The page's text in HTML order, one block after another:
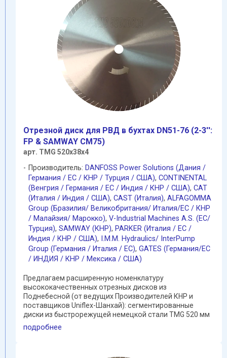
Отрезной диск для РВД в бухтах DN51-76 (2-3'':
FP & SAMWAY CM75)
арт. TMG 520х38х4
Производитель: DANFOSS Power Solutions (Дания /
Германия / EC / КНР / Турция / США), CONTINENTAL
(Венгрия / Германия / ЕС / Индия / КНР / США), CAT
(Италия / Индия / США), CAST (Италия), ALFAGOMMA
Group (Бразилия/ Великобритания/ Италия/ЕС / КНР
/ Малайзия/ Марокко), V-Industrial Machines A.S. (EC/
Турция), SAMWAY (КНР), PARKER (Италия / ЕС /
Индия / КНР / США), I.M.M. Hydraulics/ InterPump
Group (Германия / Италия / ЕС), GATES (Германия/EC
/ ИНДИЯ / КНР / Мексика / США)
Предлагаем расширенную номенклатуру
высококачественных отрезных дисков из
Поднебесной (от ведущих Производителей КНР и
поставщиков Uniflex-Шанхай): сегментированные
диски из быстрорежущей немецкой стали TMG 520 мм
(с "насечками" ) обеспечивают ...
подробнее